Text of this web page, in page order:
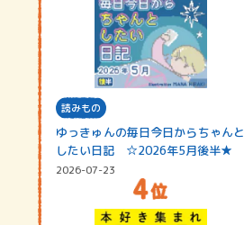
読みもの
ゆっきゅんの毎日今日からちゃんと
したい日記 ☆2026年5月後半★
2026-07-23